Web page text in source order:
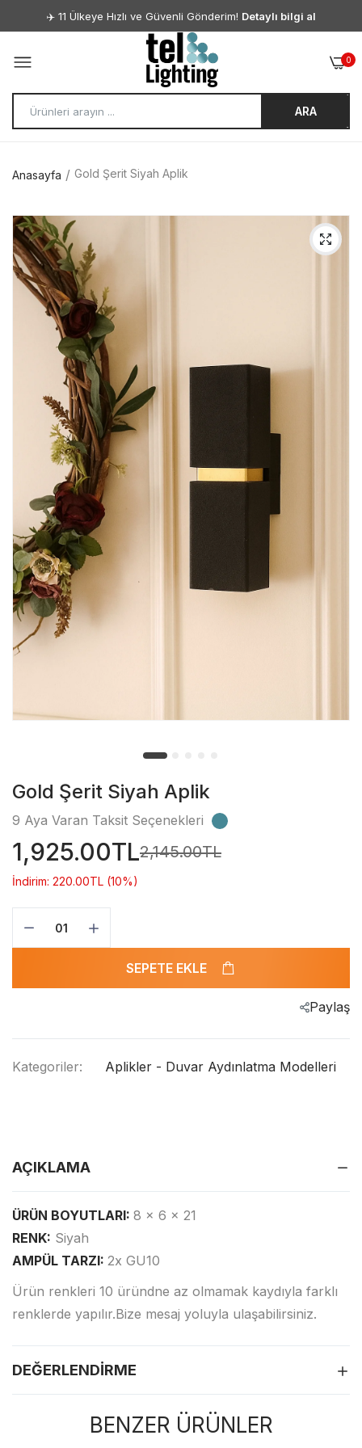
✈️ 11 Ülkeye Hızlı ve Güvenli Gönderim! Detaylı bilgi al
0
ARA
Anasayfa Gold Şerit Siyah Aplik
Gold Şerit Siyah Aplik
9 Aya Varan Taksit Seçenekleri
1,925.00TL2,145.00TL
İndirim: 220.00TL (10%)
SEPETE EKLE
Paylaş
Kategoriler: Aplikler - Duvar Aydınlatma Modelleri
AÇIKLAMA
ÜRÜN BOYUTLARI: 8 x 6 x 21
RENK: Siyah
AMPÜL TARZI: 2x GU10
Ürün renkleri 10 üründne az olmamak kaydıyla farklı
renklerde yapılır.Bize mesaj yoluyla ulaşabilirsiniz.
DEĞERLENDIRME
BENZER ÜRÜNLER